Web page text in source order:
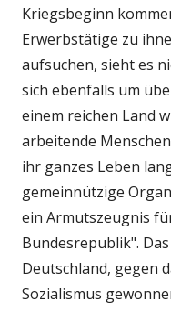
Kriegsbeginn
Erwerbstätige zu
aufsuchen, sieht es
sich ebenfalls um
einem reichen Land
arbeitende
ihr ganzes Leben
gemeinnützige
ein Armutszeugnis
Bundesrepublik".
Deutschland, gegen
Sozialismus